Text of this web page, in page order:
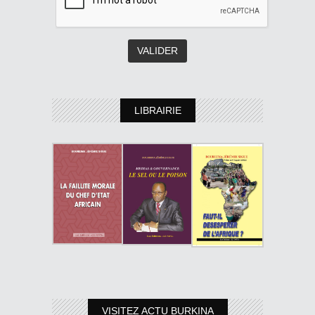
LIBRAIRIE
VISITEZ ACTU BURKINA